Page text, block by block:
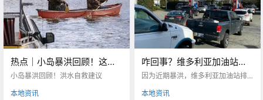
热点｜小岛暴洪回顾！这个
冬天，我们经历的太多太
小岛暴洪回顾！洪水自救建议
本地资讯
咋回事？维多利亚加油站都
排起了长龙！归根结底都是
因为近期暴洪，维多利亚加油站排
本地资讯